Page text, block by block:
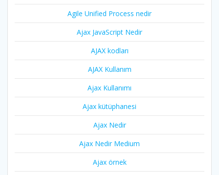
Agile Unified Process nedir
Ajax JavaScript Nedir
AJAX kodları
AJAX Kullanım
Ajax Kullanımı
Ajax kütüphanesi
Ajax Nedir
Ajax Nedir Medium
Ajax örnek